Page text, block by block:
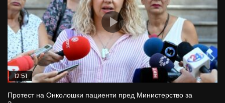
12:51
Протест на Онколошки пациенти пред Министерство за